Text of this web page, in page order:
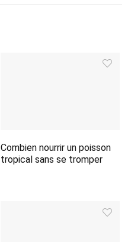
Combien nourrir un poisson
tropical sans se tromper